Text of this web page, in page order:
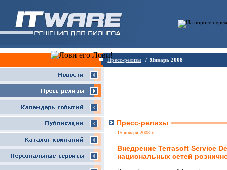
Пресс-релизы / Январь 2008
Пресс-релизы
15 января 2008 г
Внедрение Terrasoft Service
национальных сетей